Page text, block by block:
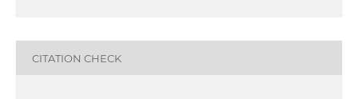
CITATION CHECK